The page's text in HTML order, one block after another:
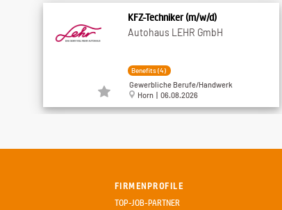
KFZ-Techniker (m/w/d)
Autohaus LEHR GmbH
Benefits (4)
Gewerbliche Berufe/Handwerk
Horn | 06.08.2026
Leyrer + Graf Baugesellschaft
Benefits (12)
Gewerbliche Berufe/Handwerk
FIRMENPROFILE
TOP-JOB-PARTNER